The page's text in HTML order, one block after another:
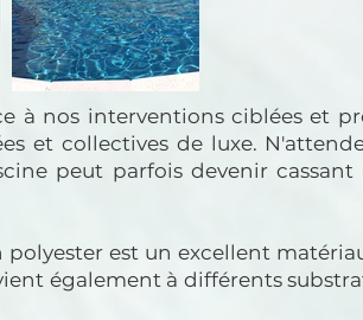
à nos interventions ciblées et
et collectives de luxe.
peut parfois devenir cassant
est un excellent
également à différents